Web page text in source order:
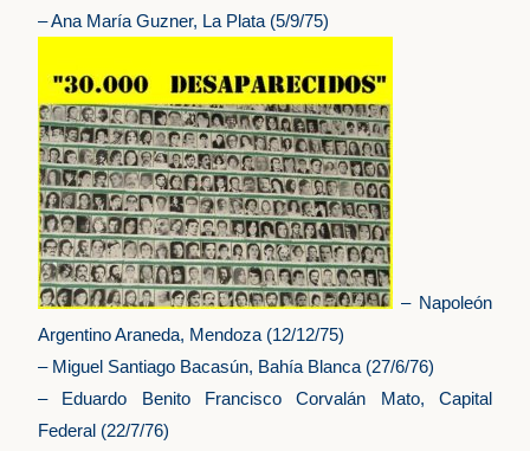
– Ana María Guzner, La Plata (5/9/75)
– Napoleón
Argentino Araneda, Mendoza (12/12/75)
– Miguel Santiago Bacasún, Bahía Blanca (27/6/76)
– Eduardo Benito Francisco Corvalán Mato, Capital
Federal (22/7/76)